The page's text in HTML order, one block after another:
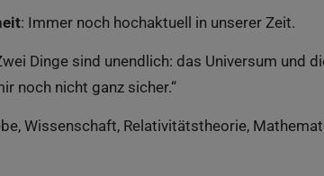
: Immer noch hochaktuell in unserer Zeit.
Dinge sind unendlich: das Universum und
noch nicht ganz sicher.“
Wissenschaft, Relativitätstheorie,